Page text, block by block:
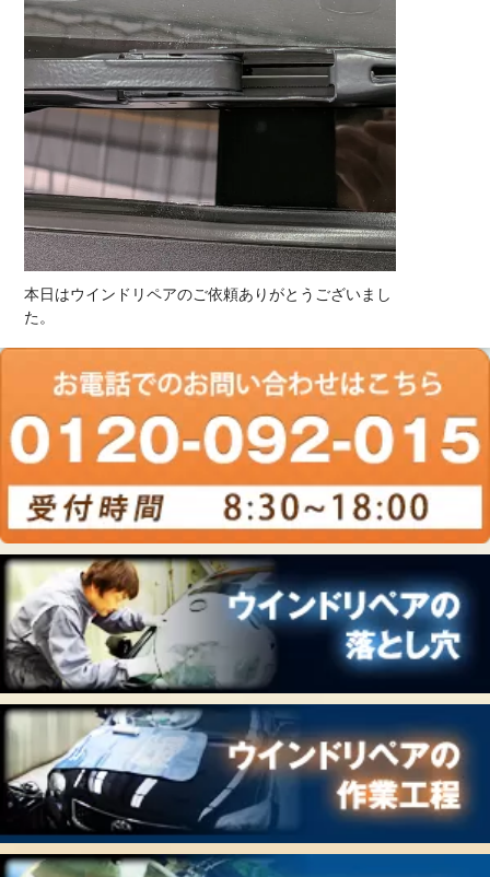
本日はウインドリペアのご依頼ありがとうございまし
た。